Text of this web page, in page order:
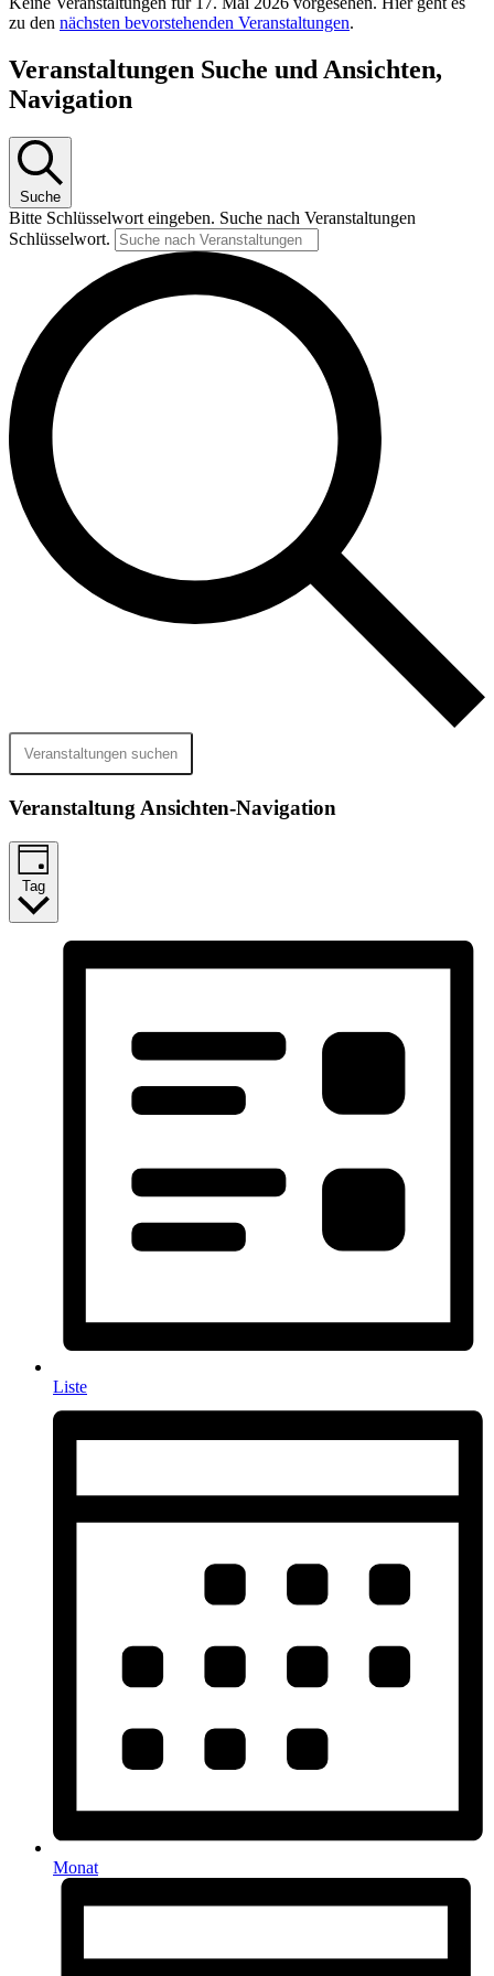
zu den nächsten bevorstehenden Veranstaltungen.
Veranstaltungen Suche und Ansichten,
Navigation
Suche
Bitte Schlüsselwort eingeben. Suche nach Veranstaltungen
Schlüsselwort.
Veranstaltungen suchen
Veranstaltung Ansichten-Navigation
Tag
Liste
Monat